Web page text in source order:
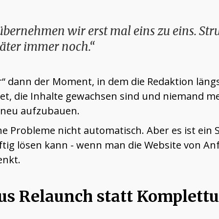
wir erst mal eins zu eins.
immer noch.“
dann der Moment, in dem die Redaktion
die Inhalte gewachsen sind und niemand
aufzubauen.
Probleme nicht automatisch. Aber es ist ein
lösen kann - wenn man die Website von
Relaunch statt